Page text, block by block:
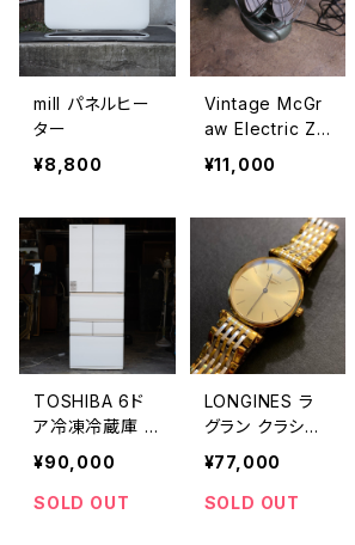
mill パネルヒー
ター
¥8,800
Vintage McGr
aw Electric Ze
ro Fan モデル1
250Ｒ
¥11,000
TOSHIBA 6ド
ア冷凍冷蔵庫 G
R-W600FZS
(TW)
¥90,000
SOLD OUT
LONGINES ラ
グラン クラシッ
ク ドゥ ロンジン
L4 209 2
¥77,000
SOLD OUT